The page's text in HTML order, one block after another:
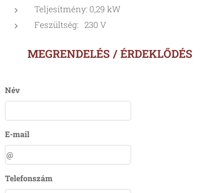
Teljesítmény: 0,29 kW
Feszültség: 230 V
MEGRENDELÉS / ÉRDEKLŐDÉS
Név
E-mail
Telefonszám